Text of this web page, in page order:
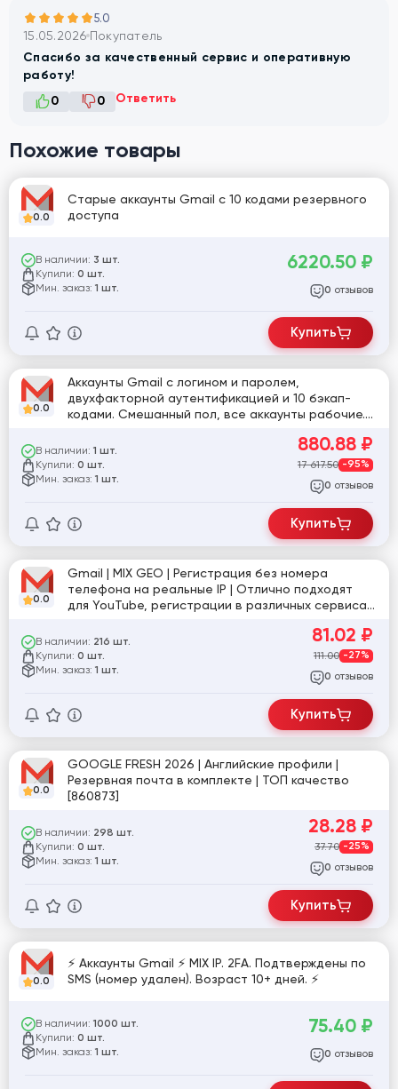
5.0
15.05.2026 Покупатель
Спасибо за качественный сервис и оперативную
работу!
0
0 Ответить
Похожие товары
0.0
Старые аккаунты Gmail с 10 кодами резервного
доступа
В наличии: 3 шт.
Купили: 0 шт.
Мин. заказ: 1 шт.
6220.50 ₽
0 отзывов
Купить
0.0
Аккаунты Gmail с логином и паролем,
двухфакторной аутентификацией и 10 бэкап-
кодами. Смешанный пол, все аккаунты рабочие.
В наличии: 1 шт.
Купили: 0 шт.
Мин. заказ: 1 шт.
880.88 ₽
17 617.50 -95%
0 отзывов
Купить
0.0
Gmail | MIX GEO | Регистрация без номера
телефона на реальные IP | Отлично подходят
для YouTube, регистрации в различных сервисах
В наличии: 216 шт.
Купили: 0 шт.
Мин. заказ: 1 шт.
81.02 ₽
111.00 -27%
0 отзывов
Купить
0.0
GOOGLE FRESH 2026 | Английские профили |
Резервная почта в комплекте | ТОП качество
[860873]
В наличии: 298 шт.
Купили: 0 шт.
Мин. заказ: 1 шт.
28.28 ₽
37.70 -25%
0 отзывов
Купить
0.0
⚡️ Аккаунты Gmail ⚡️ MIX IP. 2FA. Подтверждены по
SMS (номер удален). Возраст 10+ дней. ⚡️
В наличии: 1000 шт.
Купили: 0 шт.
Мин. заказ: 1 шт.
75.40 ₽
0 отзывов